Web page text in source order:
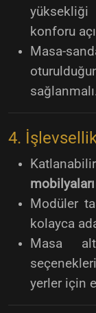
konforu
Masa-
4.
mobilyaları
Modüler
kolayca
Masa
yerler için